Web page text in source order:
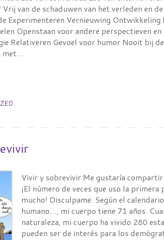
van de schaduwen van het verleden en
Experimenteren Vernieuwing
Openstaan voor andere perspectieven en
Relativeren Gevoel voor humor Nooit bij
met…
Vivir y sobrevivir Me gustaría
¡El número de veces que uso la
mucho! Disculpame. Según el
humano…, mi cuerpo tiene 71 años.
naturaleza, mi cuerpo ha vivido 280
pueden ser de interés para los